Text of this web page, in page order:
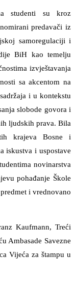
studenti su kroz
predavači iz
samoregulaciji i
BiH kao temelju
izvještavanja
sa akcentom na
i u kontekstu
slobode govora i
ljudskih prava. Bila
krajeva Bosne i
iskustva i uspostave
novinarstva
pohađanje Škole
i vrednovano
Kaufmann, Treći
Ambasade Savezne
Vijeća za štampu u